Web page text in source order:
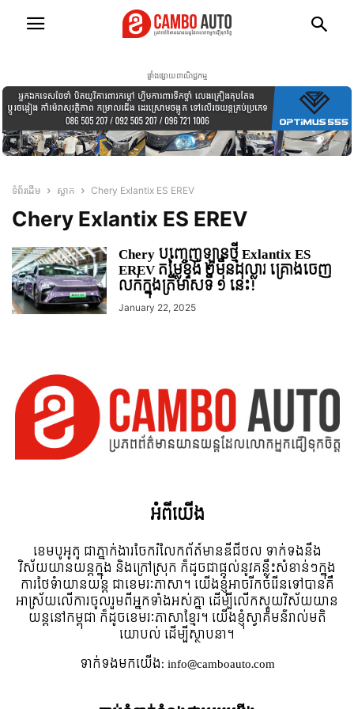
ផ្ទាំងផ្សាយពាណិជ្ជកម្ម
ទំព័រដើម ស្លាក Chery Exlantix ES EREV
Chery Exlantix ES EREV
Chery បញ្ចេញឡានថ្មី Exlantix ES
EREV តម្លៃខ្ទង់ ២មុឺនដុល្លារ គ្រោងចេញ
លក់ក្នុងត្រីមាសទី ១ នេះ!
January 22, 2025
អំពី​យើង
ខេមបូអូតូ ជាភ្នាក់ងារចែករំលែកព័ត៍មានឌីជីថល ទាក់ទងនឹង
វិស័យយានយន្តក្នុង និងក្រៅស្រុក ក៏ដូចជាផ្តល់នូវគន្លឹះសំខាន់ៗក្នុង
ការថែទំាយានយន្ត ជាខេមរៈភាសា។ យើងខ្ញុំអាចរីកចំរើនទៅបានគឺ
អាស្រ័យលើការចូលរួមពីអ្នកទាំងអស់គ្នា ដើម្បីលើកស្ទួយវិស័យយាន
យន្តនៅកម្ពុជា ក៏ដូចខេមរៈភាសាខ្មែរ។ យើងខ្ញុំស្វាគមន៌រាល់មតិ
យោបល់ ដើម្បីស្ថាបនា។
ទាក់ទង​មក​យើង:info@camboauto.com